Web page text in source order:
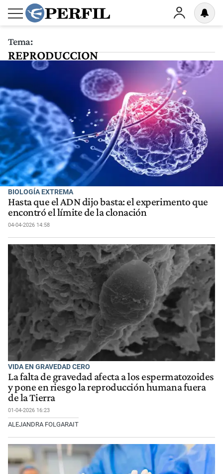
Tema:
REPRODUCCION
BIOLOGÍA EXTREMA
Hasta que el ADN dijo basta: el experimento que
encontró el límite de la clonación
04-04-2026 14:58
VIDA EN GRAVEDAD CERO
La falta de gravedad afecta a los espermatozoides
y pone en riesgo la reproducción humana fuera
de la Tierra
01-04-2026 16:23
ALEJANDRA FOLGARAIT